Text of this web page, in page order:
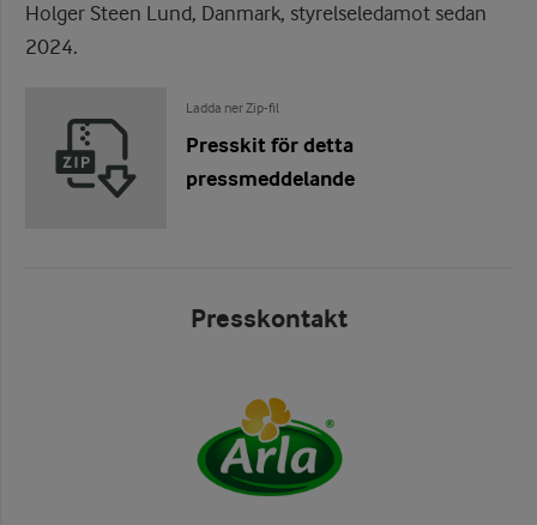
Holger Steen Lund, Danmark, styrelseledamot sedan
2024.
Ladda ner Zip-fil
Presskit för detta
pressmeddelande
Presskontakt